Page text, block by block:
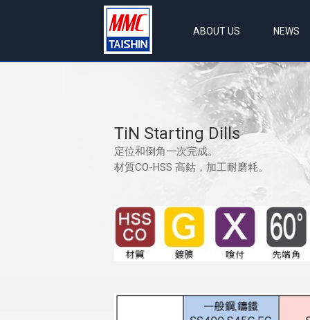
ABOUT US NEWS
TiN Starting Dills
定位和倒角一次完成。
材質CO-HSS 高鈷，加工耐磨耗。